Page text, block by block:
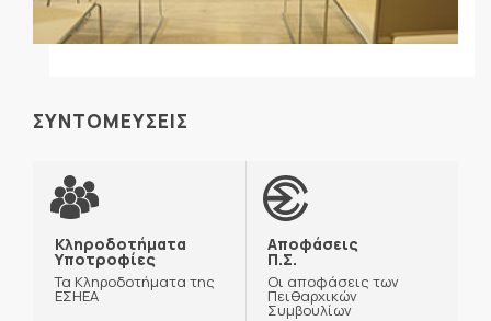
ΣΥΝΤΟΜΕΥΣΕΙΣ
Κληροδοτήματα
Υποτροφίες
Τα Κληροδοτήματα της
ΕΣΗΕΑ
Αποφάσεις
Π.Σ.
Οι αποφάσεις των
Πειθαρχικών
Συμβουλίων